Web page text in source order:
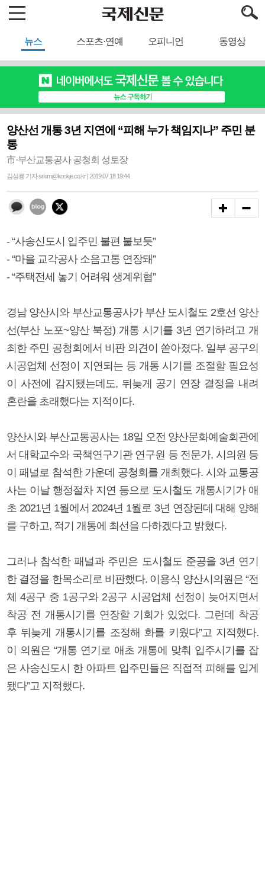
뉴스 스포츠·연예 오피니언 동영상
양산선 개통 3년 지연에 “피해 누가 책임지나” 주민 분
통
市·부산교통공사 공청회 성토장
김성룡 기자 srkim@kookje.co.kr | 2019.07.18 19:44
- “사송신도시 입주민 불편 불보듯”
- “마을 교각공사 소음고통 연장돼”
- “주택전세 놓기 어려워 생계위협”
경남 양산시와 부산교통공사가 부산 도시철도 2호선 양산
선(부산 노포~양산 북정) 개통 시기를 3년 연기하려고 개
최한 주민 공청회에서 비판 의견이 쏟아졌다. 일부 공구의
시공업체 선정이 지연되는 등 개통 시기를 조절할 필요성
이 사전에 감지됐는데도, 뒤늦게 공기 연장 결정을 내려
혼란을 초래했다는 지적이다.
양산시와 부산교통공사는 18일 오전 양산문화예술회관에
서 대학교수와 국책연구기관 연구원 등 전문가, 시의원 등
이 패널로 참석한 가운데 공청회를 개최했다. 시와 교통공
사는 이날 행정절차 지연 등으로 도시철도 개통시기가 애
초 2021년 1월에서 2024년 1월로 3년 연장된데 대해 양해
를 구하고, 적기 개통에 최선을 다하겠다고 밝혔다.
그러나 참석한 패널과 주민은 도시철도 준공을 3년 연기
한 결정을 한목소리로 비판했다. 이용식 양산시의원은 “전
체 4공구 중 1공구와 2공구 시공업체 선정이 늦어지면서
착공 전 개통시기를 연장할 기회가 있었다. 그런데 착공
후 뒤늦게 개통시기를 조정해 화를 키웠다”고 지적했다.
이 의원은 “개통 연기로 애초 개통에 맞춰 입주시기를 잡
은 사송신도시 한 아파트 입주민들은 직접적 피해를 입게
됐다”고 지적했다.